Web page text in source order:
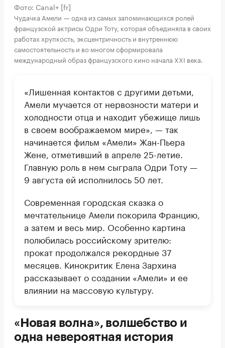
Фото: Canal+ [fr]
Чудачка Амели — одна из самых запоминающихся ролей
французской актрисы Одри Тоту, которая объединяла в своих
работах хрупкость, эксцентричность и внутреннюю
самостоятельность и во многом сформировала
международный образ французского кино начала XXI века.
«Лишенная контактов с другими детьми,
Амели мучается от нервозности матери и
холодности отца и находит убежище лишь
в своем воображаемом мире», — так
начинается фильм «Амели» Жан-Пьера
Жене, отметивший в апреле 25-летие.
Главную роль в нем сыграла Одри Тоту —
9 августа ей исполнилось 50 лет.
Современная городская сказка о
мечтательнице Амели покорила Францию,
а затем и весь мир. Особенно картина
полюбилась российскому зрителю:
прокат продолжался рекордные 37
месяцев. Кинокритик Елена Зархина
рассказывает о создании «Амели» и ее
влиянии на массовую культуру.
«Новая волна», волшебство и
одна невероятная история